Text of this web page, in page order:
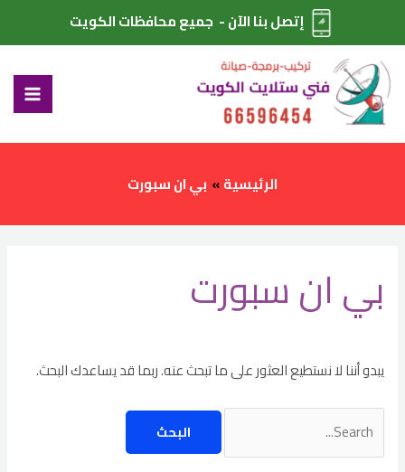
إلى
المحتوى
إتصل بنا الآن - جميع محافظات الكويت
الرئيسية بي ان سبورت
بي ان سبورت
يبدو أننا لا نستطيع العثور على ما تبحث عنه. ربما قد يساعدك البحث.
for: